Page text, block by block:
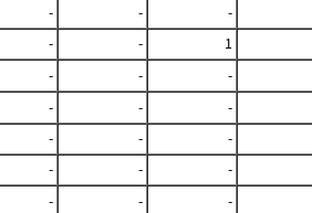
- -
-
- -
1
- -
-
- -
-
- -
-
- -
-
- -
-